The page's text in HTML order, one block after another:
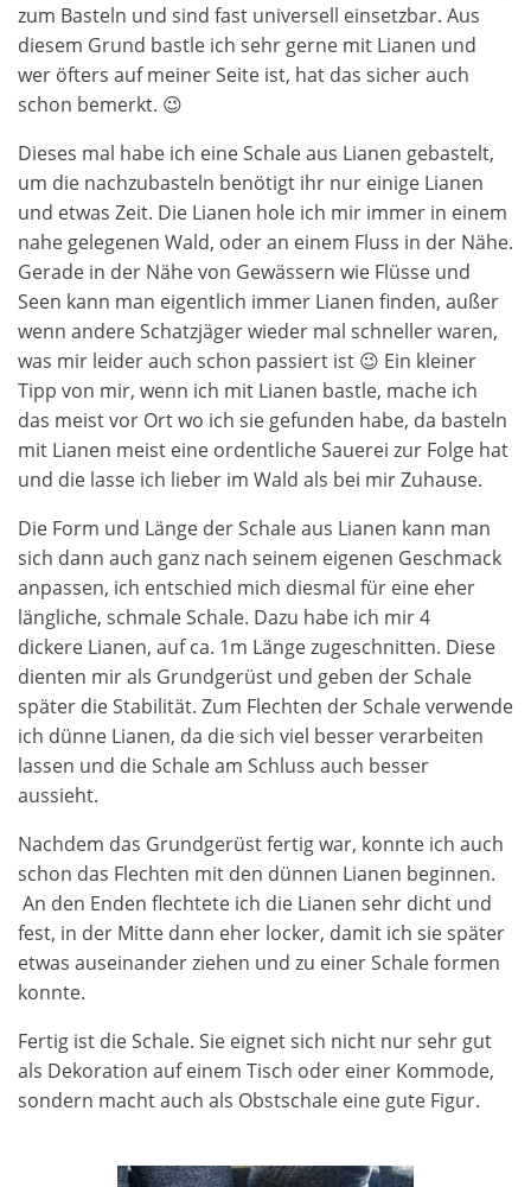
zum Basteln und sind fast universell einsetzbar. Aus
diesem Grund bastle ich sehr gerne mit Lianen und
wer öfters auf meiner Seite ist, hat das sicher auch
schon bemerkt. 😉
Dieses mal habe ich eine Schale aus Lianen gebastelt,
um die nachzubasteln benötigt ihr nur einige Lianen
und etwas Zeit. Die Lianen hole ich mir immer in einem
nahe gelegenen Wald, oder an einem Fluss in der Nähe.
Gerade in der Nähe von Gewässern wie Flüsse und
Seen kann man eigentlich immer Lianen finden, außer
wenn andere Schatzjäger wieder mal schneller waren,
was mir leider auch schon passiert ist 😉 Ein kleiner
Tipp von mir, wenn ich mit Lianen bastle, mache ich
das meist vor Ort wo ich sie gefunden habe, da basteln
mit Lianen meist eine ordentliche Sauerei zur Folge hat
und die lasse ich lieber im Wald als bei mir Zuhause.
Die Form und Länge der Schale aus Lianen kann man
sich dann auch ganz nach seinem eigenen Geschmack
anpassen, ich entschied mich diesmal für eine eher
längliche, schmale Schale. Dazu habe ich mir 4
dickere Lianen, auf ca. 1m Länge zugeschnitten. Diese
dienten mir als Grundgerüst und geben der Schale
später die Stabilität. Zum Flechten der Schale verwende
ich dünne Lianen, da die sich viel besser verarbeiten
lassen und die Schale am Schluss auch besser
aussieht.
Nachdem das Grundgerüst fertig war, konnte ich auch
schon das Flechten mit den dünnen Lianen beginnen.
An den Enden flechtete ich die Lianen sehr dicht und
fest, in der Mitte dann eher locker, damit ich sie später
etwas auseinander ziehen und zu einer Schale formen
konnte.
Fertig ist die Schale. Sie eignet sich nicht nur sehr gut
als Dekoration auf einem Tisch oder einer Kommode,
sondern macht auch als Obstschale eine gute Figur.